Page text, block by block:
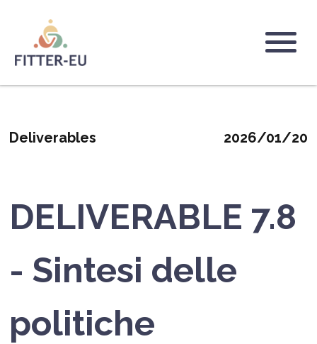
contenuto
principaleLogo
Deliverables 2026/01/20
DELIVERABLE 7.8
- Sintesi delle
politiche